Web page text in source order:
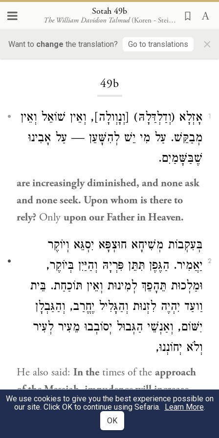
Sotah 49b
The William Davidson Talmud (Koren - Steinsaltz)
Want to change the translation? Go to translations ×
49b
1
אָזְלָא (וְדַלְדַּלָהּ) [וְנָוְולָה], וְאֵין שׁוֹאֵל וְאֵין
מְבַקֵּשׁ. עַל מִי יֵשׁ לְהִשָּׁעֵן — עַל אָבִינוּ
שֶׁבַּשָּׁמַיִם.
are increasingly diminished, and none ask
and none seek. Upon whom is there to
rely? Only upon our Father in Heaven.
2
בְּעִקְבוֹת מְשִׁיחָא חוּצְפָּא יִסְגֵּא וְיוֹקֶר
יַאֲמִיר. הַגֶּפֶן תִּתֵּן פִּרְיָהּ וְהַיַּיִן בְּיוֹקֶר,
וּמַלְכוּת תֵּהָפֵךְ לְמִינוּת וְאֵין תּוֹכַחַת. בֵּית
וַועַד יִהְיֶה לִזְנוּת וְהַגָּלִיל יֶחֱרַב, וְהַגַּבְלָן
יִשּׁוֹם, וְאַנְשֵׁי הַגְּבוּל יְסוֹבְבוּ מֵעִיר לְעִיר
וְלֹא יְחוֹנְנוּ,
He also said: In the times of the approach
of the Messiah, impudence will increase
and high costs will pile up.Althoughthe
vine shall bring forth its fruit, wine will
We use cookies to give you the best experience possible on
our site. Click OK to continue using Sefaria. Learn More.
OK